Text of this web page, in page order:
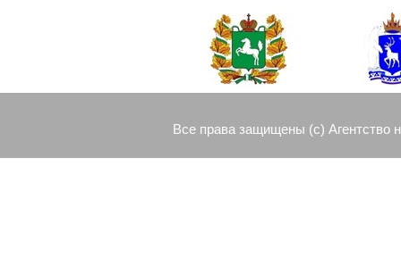
Все права защищены (c) Агентство